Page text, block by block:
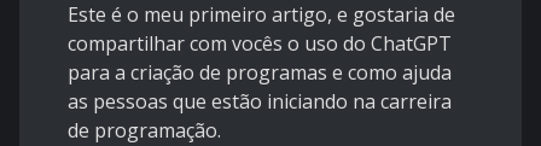
Este é o meu primeiro artigo, e gostaria de
compartilhar com vocês o uso do ChatGPT
para a criação de programas e como ajuda
as pessoas que estão iniciando na carreira
de programação.